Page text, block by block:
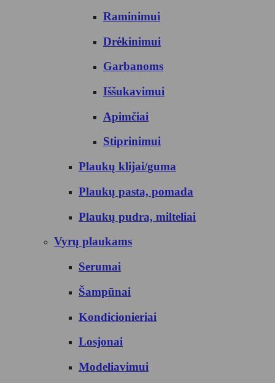
Raminimui
Drėkinimui
Garbanoms
Iššukavimui
Apimčiai
Stiprinimui
Plaukų klijai/guma
Plaukų pasta, pomada
Plaukų pudra, milteliai
Vyrų plaukams
Serumai
Šampūnai
Kondicionieriai
Losjonai
Modeliavimui